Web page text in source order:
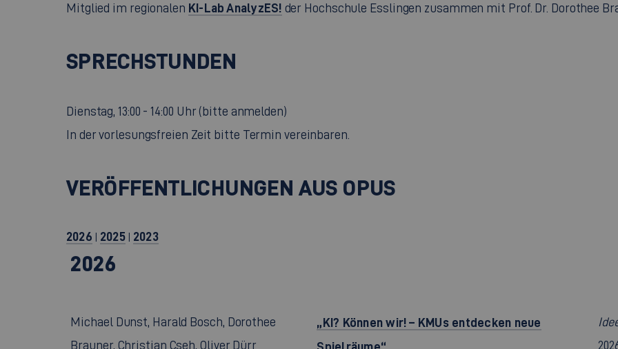
Mitglied im regionalen KI-Lab AnalyzES! der Hochschule Esslingen zusammen mit Prof. Dr. Dorothee
SPRECHSTUNDEN
Dienstag, 13:00 - 14:00 Uhr (bitte anmelden)
In der vorlesungsfreien Zeit bitte Termin vereinbaren.
VERÖFFENTLICHUNGEN AUS OPUS
2026 2025| 2023
2026
Michael Dunst, Harald Bosch, Dorothee
Brauner, Christian Cseh, Oliver Dürr
„KI? Können wir! – KMUs entdecken neue